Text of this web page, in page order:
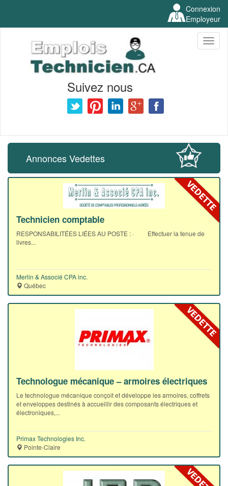
Connexion
Employeur
Suivez nous
Annonces Vedettes
Technicien comptable
RESPONSABILITÉES LIÉES AU POSTE : · Effectuer la tenue de
livres...
Merlin & Associé CPA inc.
Québec
Technologue mécanique – armoires électriques
Le technologue mécanique conçoit et développe les armoires, coffrets
et enveloppes destinés à accueillir des composants électriques et
électroniques,...
Primax Technologies Inc.
Pointe-Claire